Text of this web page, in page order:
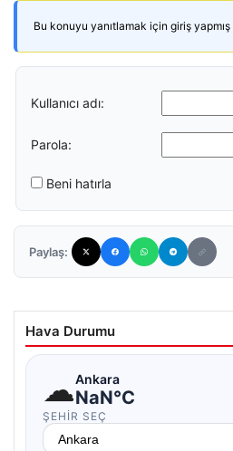
Bu konuyu yanıtlamak için giriş yapmış
Kullanıcı adı:
Parola:
Beni hatırla
Paylaş:
Hava Durumu
☁Ankara
NaN°C
ŞEHIR SEÇ